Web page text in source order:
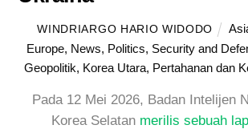
WINDRIARGO HARIO WIDODO
Europe, News, Politics, Security and
Geopolitik, Korea Utara, Pertahanan dan
Pada 12 Mei 2026, Badan Intelijen
Korea Selatan merilis sebuah